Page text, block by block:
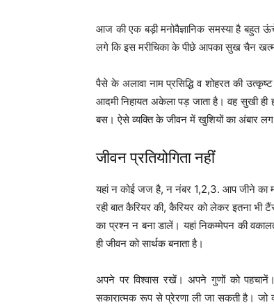
आज की एक बड़ी मनोवैज्ञानिक समस्या है बहुत
लगे कि इस मरीचिका के पीछे आपका सुख चैन खत्म
पैसे के अलावा नाम प्रसिद्धि व शोहरत की
आदमी निहायत अकेला पड़ जाता है। वह सुखी ही
बस। ऐसे व्यक्ति के जीवन में खुशियों का अंबार
जीवन प्रतियोगिता नहीं
यहां न कोई जज है, न नंबर 1,2,3. आप जीने का
रही बात कैरियर की, कैरियर को लेकर इतना
का प्रश्न न बना डालें। यहां निकम्मेपन की
ही जीवन को सार्थक बनाता है।
अपने पर विश्वास रखें। अपने गुणों को पहचानें।
सकारात्मक रूप से प्रेरणा ली जा सकती है। जो